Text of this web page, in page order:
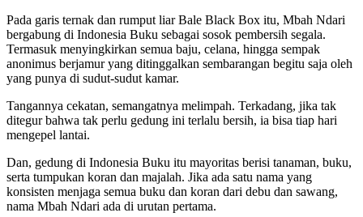
Pada garis ternak dan rumput liar Bale Black Box itu, Mbah Ndari
bergabung di Indonesia Buku sebagai sosok pembersih segala.
Termasuk menyingkirkan semua baju, celana, hingga sempak
anonimus berjamur yang ditinggalkan sembarangan begitu saja oleh
yang punya di sudut-sudut kamar.
Tangannya cekatan, semangatnya melimpah. Terkadang, jika tak
ditegur bahwa tak perlu gedung ini terlalu bersih, ia bisa tiap hari
mengepel lantai.
Dan, gedung di Indonesia Buku itu mayoritas berisi tanaman, buku,
serta tumpukan koran dan majalah. Jika ada satu nama yang
konsisten menjaga semua buku dan koran dari debu dan sawang,
nama Mbah Ndari ada di urutan pertama.